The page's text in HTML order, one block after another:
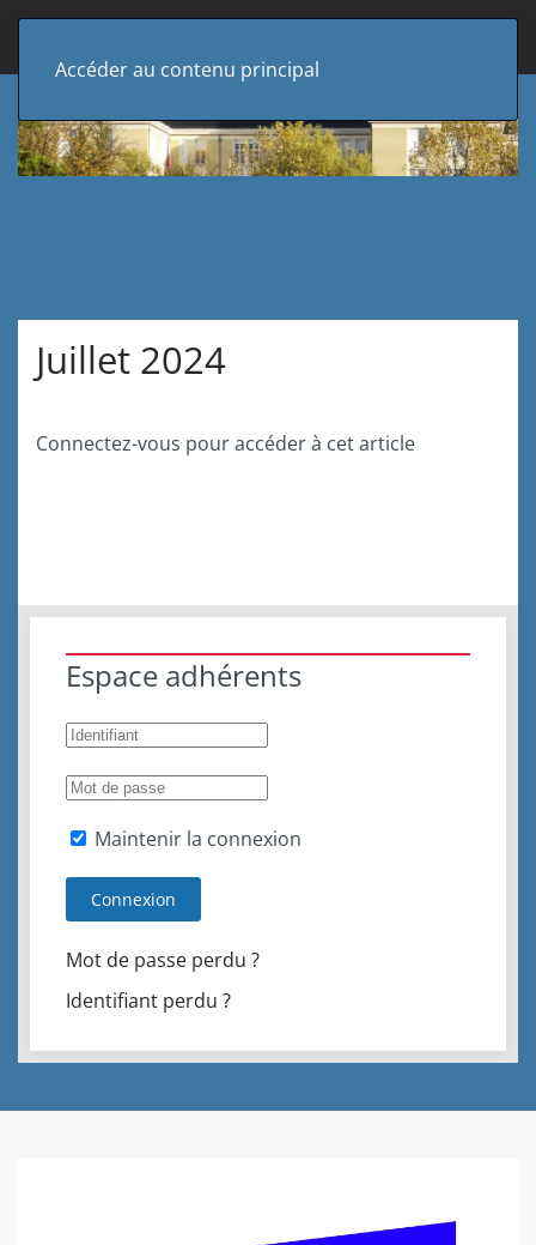
Accéder au contenu principal
Juillet 2024
Connectez-vous pour accéder à cet article
Espace adhérents
Maintenir la connexion
Connexion
Mot de passe perdu ?
Identifiant perdu ?